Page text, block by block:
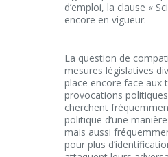
d’emploi, la clause «
encore en vigueur.
La question de
mesures législatives
place encore face aux
provocations
cherchent
politique d’une
mais aussi
pour plus